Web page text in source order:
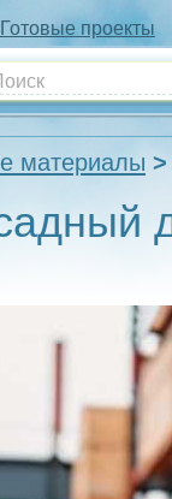
Готовые проекты
материалы